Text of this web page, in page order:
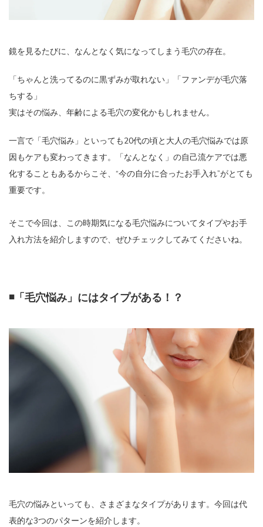
鏡を見るたびに、なんとなく気になってしまう毛穴の存在。
「ちゃんと洗ってるのに黒ずみが取れない」「ファンデが毛穴落
ちする」
実はその悩み、年齢による毛穴の変化かもしれません。
一言で「毛穴悩み」といっても20代の頃と大人の毛穴悩みでは原
因もケアも変わってきます。「なんとなく」の自己流ケアでは悪
化することもあるからこそ、“今の自分に合ったお手入れ”がとても
重要です。
そこで今回は、この時期気になる毛穴悩みについてタイプやお手
入れ方法を紹介しますので、ぜひチェックしてみてくださいね。
◾️「毛穴悩み」にはタイプがある！？
毛穴の悩みといっても、さまざまなタイプがあります。今回は代
表的な3つのパターンを紹介します。